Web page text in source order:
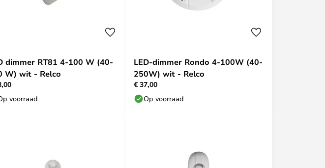
dimmer RT81 4-100 W (40-
W) wit - Relco
voorraad
LED-dimmer Rondo 4-100W (40-
250W) wit - Relco
€ 37,00
Op voorraad